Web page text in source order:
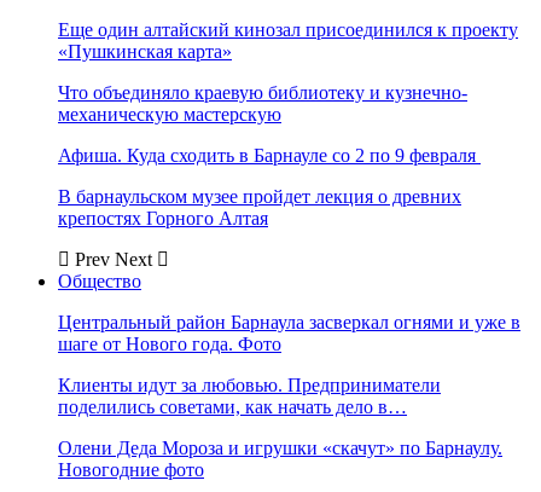
Еще один алтайский кинозал присоединился к проекту
«Пушкинская карта»
Что объединяло краевую библиотеку и кузнечно-
механическую мастерскую
Афиша. Куда сходить в Барнауле со 2 по 9 февраля
В барнаульском музее пройдет лекция о древних
крепостях Горного Алтая
Prev Next
Общество
Центральный район Барнаула засверкал огнями и уже в
шаге от Нового года. Фото
Клиенты идут за любовью. Предприниматели
поделились советами, как начать дело в…
Олени Деда Мороза и игрушки «скачут» по Барнаулу.
Новогодние фото